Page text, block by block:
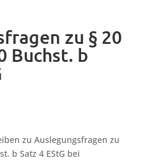
zu § 20
Buchst. b
zu Auslegungsfragen zu
b Satz 4 EStG bei